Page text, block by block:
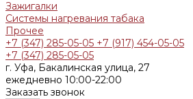
Зажигалки
Системы нагревания табака
Прочее
+7 (347) 285-05-05 +7 (917) 454-05-05
+7 (347) 285-05-05
г. Уфа, Бакалинская улица, 27
ежедневно 10:00-22:00
Заказать звонок